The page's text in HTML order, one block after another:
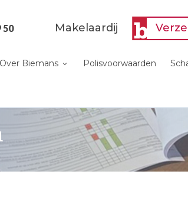
50 Makelaardij
Over Biemans Polisvoorwaarden